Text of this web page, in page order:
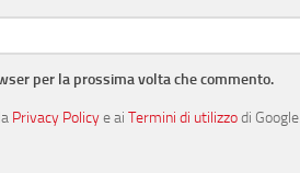
per la prossima volta che commento.
Privacy Policye ai Termini di utilizzodi Google.